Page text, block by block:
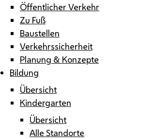
Öffentlicher Verkehr
Zu Fuß
Baustellen
Verkehrssicherheit
Planung & Konzepte
Bildung
Übersicht
Kindergarten
Übersicht
Alle Standorte